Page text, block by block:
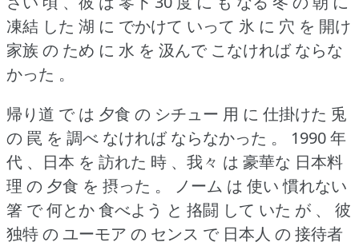
凍結 した 湖 に でかけて いって 氷 に 穴 を 開け
家族 の ため に 水 を 汲んで こなければ ならな
かった 。
帰り道 で は 夕食 の シチュー 用 に 仕掛けた 兎
の 罠 を 調べ なければ ならなかった 。
1990 年
代 、日本 を 訪れた 時 、我々 は 豪華な 日本料
理 の 夕食 を 摂った 。
ノーム は 使い 慣れない
箸 で 何とか 食べよう と 挌闘 して いた が 、 彼
独特 の ユーモア の センス で 日本人 の 接待者